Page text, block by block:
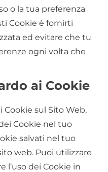
o la tua preferenza
Cookie è fornirti
ed evitare che tu
ogni volta che
ai Cookie
Cookie sul Sito Web,
Cookie nel tuo
salvati nel tuo
web. Puoi utilizzare
l’uso dei Cookie in